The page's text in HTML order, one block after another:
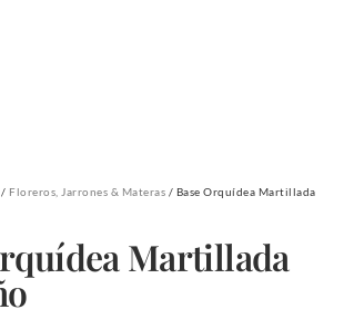
/ Floreros, Jarrones & Materas / Base Orquídea Martillada
Martillada